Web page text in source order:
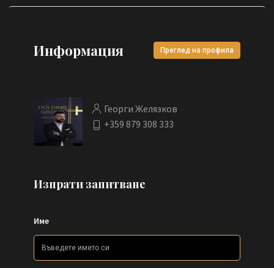
Информация Преглед на профила
Георги Желязков
+359 879 308 333
Изпрати запитване
Име